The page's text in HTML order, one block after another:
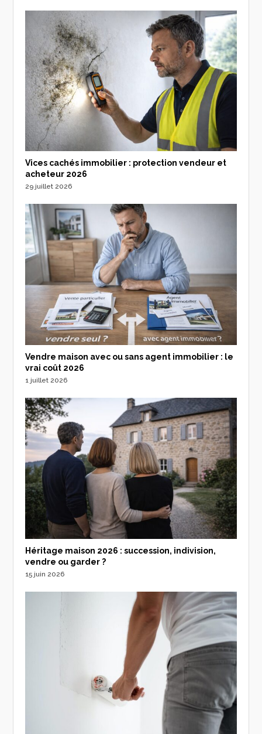
Vices cachés immobilier : protection vendeur et
acheteur 2026
29 juillet 2026
Vendre maison avec ou sans agent immobilier : le
vrai coût 2026
1 juillet 2026
Héritage maison 2026 : succession, indivision,
vendre ou garder ?
15 juin 2026